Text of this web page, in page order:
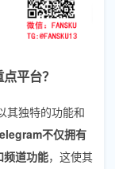
平台？
其独特的功能和
不仅拥有
频道功能，这使其